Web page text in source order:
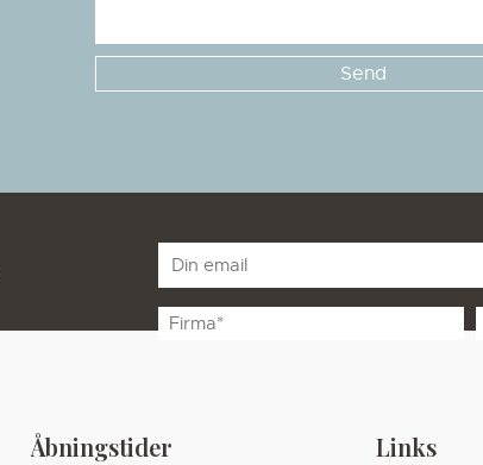
E-
mail
Unavngivet
Åbningstider Links